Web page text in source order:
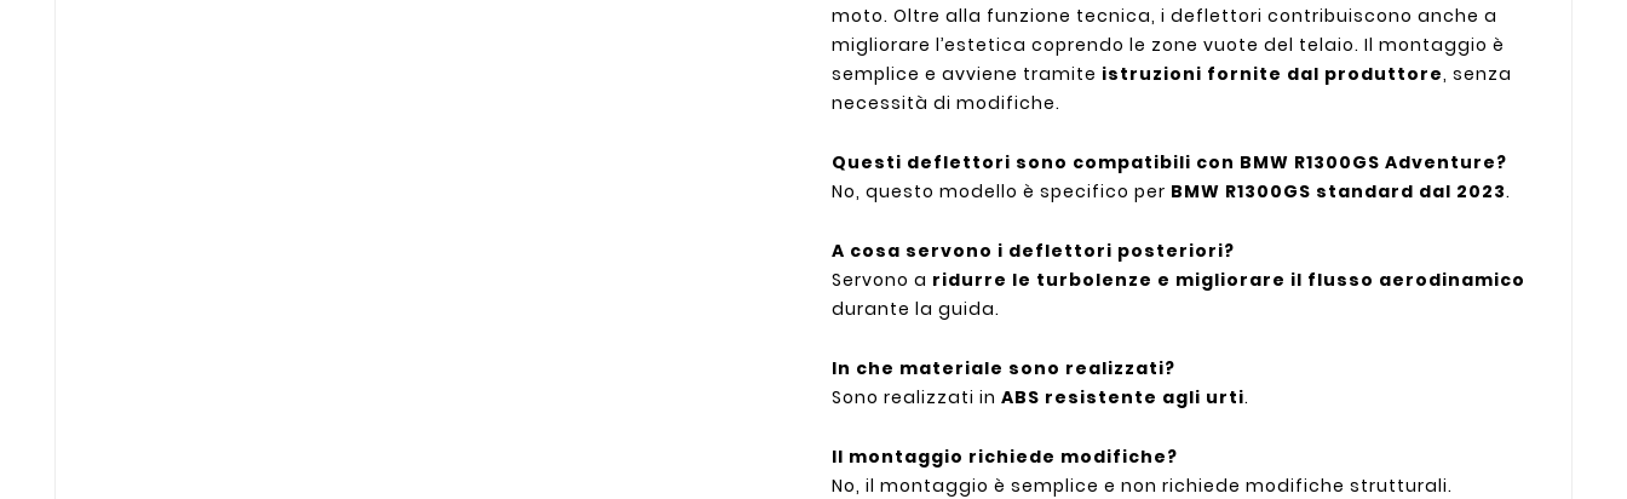
moto. Oltre alla funzione tecnica, i deflettori contribuiscono anche a
migliorare l’estetica coprendo le zone vuote del telaio. Il montaggio è
semplice e avviene tramite istruzioni fornite dal produttore, senza
necessità di modifiche.
Questi deflettori sono compatibili con BMW R1300GS Adventure?
No, questo modello è specifico per BMW R1300GS standard dal 2023.
A cosa servono i deflettori posteriori?
Servono a ridurre le turbolenze e migliorare il flusso aerodinamico
durante la guida.
In che materiale sono realizzati?
Sono realizzati in ABS resistente agli urti.
Il montaggio richiede modifiche?
No, il montaggio è semplice e non richiede modifiche strutturali.